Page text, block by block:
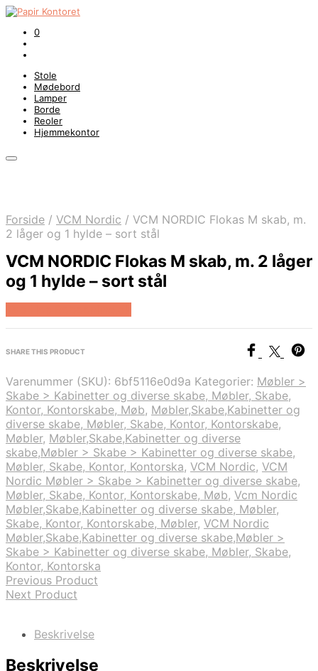
0
Stole
Mødebord
Lamper
Borde
Reoler
Hjemmekontor
Forside / VCM Nordic / VCM NORDIC Flokas M skab, m.
2 låger og 1 hylde – sort stål
VCM NORDIC Flokas M skab, m. 2 låger
og 1 hylde – sort stål
SHARE THIS PRODUCT
Varenummer (SKU): 6bf5116e0d9a Kategorier: Møbler >
Skabe > Kabinetter og diverse skabe, Møbler, Skabe,
Kontor, Kontorskabe, Møb, Møbler,Skabe,Kabinetter og
diverse skabe, Møbler, Skabe, Kontor, Kontorskabe,
Møbler, Møbler,Skabe,Kabinetter og diverse
skabe,Møbler > Skabe > Kabinetter og diverse skabe,
Møbler, Skabe, Kontor, Kontorska, VCM Nordic, VCM
Nordic Møbler > Skabe > Kabinetter og diverse skabe,
Møbler, Skabe, Kontor, Kontorskabe, Møb, Vcm Nordic
Møbler,Skabe,Kabinetter og diverse skabe, Møbler,
Skabe, Kontor, Kontorskabe, Møbler, VCM Nordic
Møbler,Skabe,Kabinetter og diverse skabe,Møbler >
Skabe > Kabinetter og diverse skabe, Møbler, Skabe,
Kontor, Kontorska
Previous Product
Next Product
Beskrivelse
Beskrivelse